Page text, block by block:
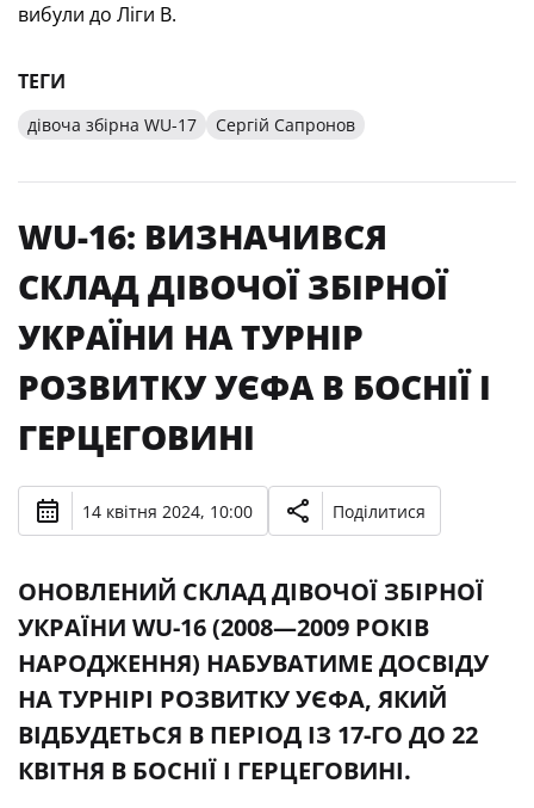
вибули до Ліги В.
ТЕГИ
дівоча збірна WU-17 Сергій Сапронов
WU-16: ВИЗНАЧИВСЯ
СКЛАД ДІВОЧОЇ ЗБІРНОЇ
УКРАЇНИ НА ТУРНІР
РОЗВИТКУ УЄФА В БОСНІЇ І
ГЕРЦЕГОВИНІ
14 квітня 2024, 10:00 Поділитися
ОНОВЛЕНИЙ СКЛАД ДІВОЧОЇ ЗБІРНОЇ
УКРАЇНИ WU-16 (2008—2009 РОКІВ
НАРОДЖЕННЯ) НАБУВАТИМЕ ДОСВІДУ
НА ТУРНІРІ РОЗВИТКУ УЄФА, ЯКИЙ
ВІДБУДЕТЬСЯ В ПЕРІОД ІЗ 17-ГО ДО 22
КВІТНЯ В БОСНІЇ І ГЕРЦЕГОВИНІ.